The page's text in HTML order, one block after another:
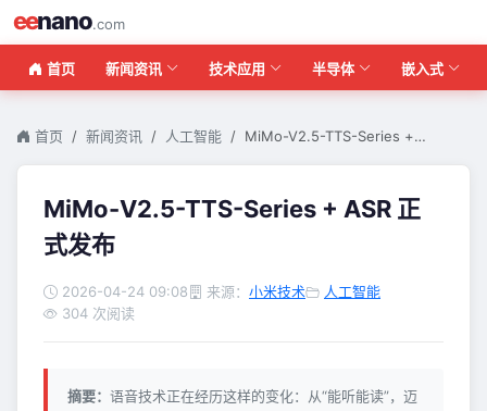
eenano.com
首页 新闻资讯 技术应用 半导体 嵌入式
首页 新闻资讯 人工智能 MiMo-V2.5-TTS-Series +…
MiMo-V2.5-TTS-Series + ASR 正
式发布
2026-04-24 09:08 来源： 小米技术
人工智能
304 次阅读
摘要： 语音技术正在经历这样的变化：从“能听能读”，迈